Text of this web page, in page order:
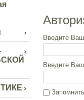
Введите
Введите